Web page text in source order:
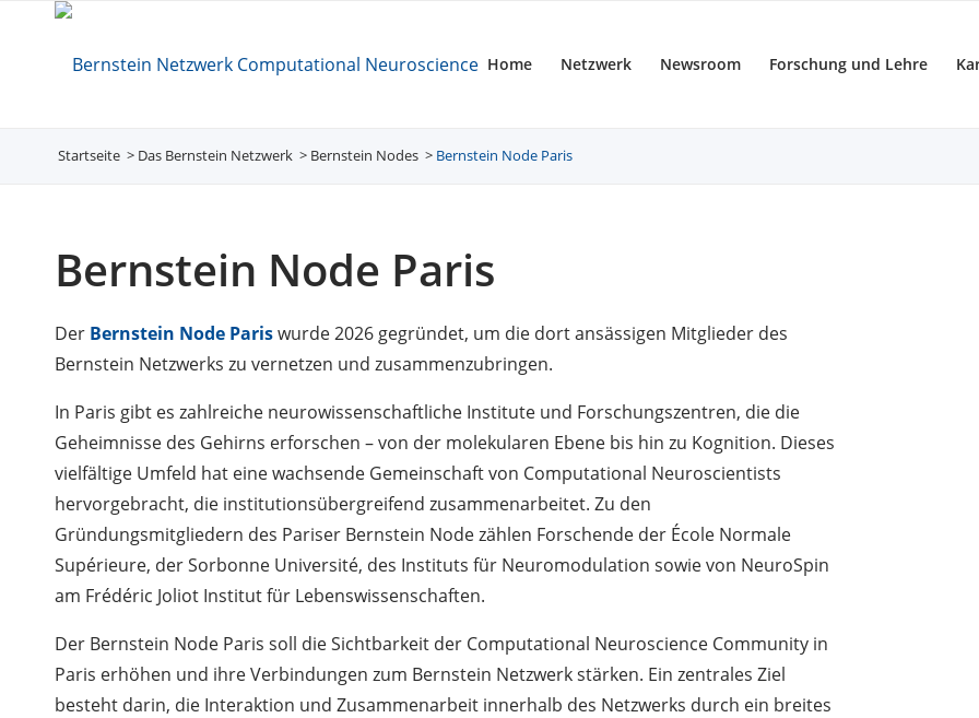
Home Netzwerk Newsroom Forschung und Lehre
Startseite /
Das Bernstein Netzwerk /
Bernstein Nodes /
Bernstein Node Paris
Bernstein Node Paris
Der Bernstein Node Pariswurde 2026 gegründet, um die dort ansässigen Mitglieder des
Bernstein Netzwerks zu vernetzen und zusammenzubringen.
In Paris gibt es zahlreiche neurowissenschaftliche Institute und Forschungszentren, die die
Geheimnisse des Gehirns erforschen – von der molekularen Ebene bis hin zu Kognition. Dieses
vielfältige Umfeld hat eine wachsende Gemeinschaft von Computational Neuroscientists
hervorgebracht, die institutionsübergreifend zusammenarbeitet. Zu den
Gründungsmitgliedern des Pariser Bernstein Node zählen Forschende der École Normale
Supérieure, der Sorbonne Université, des Instituts für Neuromodulation sowie von NeuroSpin
am Frédéric Joliot Institut für Lebenswissenschaften.
Der Bernstein Node Paris soll die Sichtbarkeit der Computational Neuroscience Community in
Paris erhöhen und ihre Verbindungen zum Bernstein Netzwerk stärken. Ein zentrales Ziel
besteht darin, die Interaktion und Zusammenarbeit innerhalb des Netzwerks durch ein breites